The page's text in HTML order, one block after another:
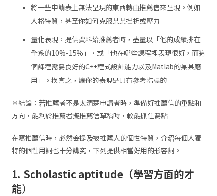
將一些申請表上無法呈現的東西轉由推薦信來呈現。例如
人格特質，甚至你如何克服某某挫折或壓力
量化表現。提供資料給推薦者時，盡量以「他的成績排在
全系的10%-15%」，或「他在哪些課程裡表現很好，而這
個課程需要良好的C++程式設計能力以及Matlab的某某應
用」。換言之，讓你的表現是具有參考指標的
※結論：若推薦者不是太清楚申請者時，準備好推薦信的重點和
方向，能利於推薦者擬推薦信草稿時，較能抓住要點
在寫推薦信時，必然会提及被推薦人的個性特質，介绍每個人獨
特的個性用詞也十分講究，下列提供相當好用的形容詞。
1. Scholastic aptitude（學習方面的才
能）